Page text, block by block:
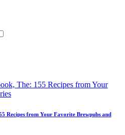
Recipes from Your Favorite Brewpubs and